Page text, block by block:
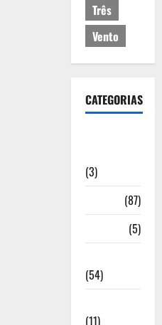
Três
Vento
CATEGORIAS
(3)
(87)
(5)
(54)
(11)